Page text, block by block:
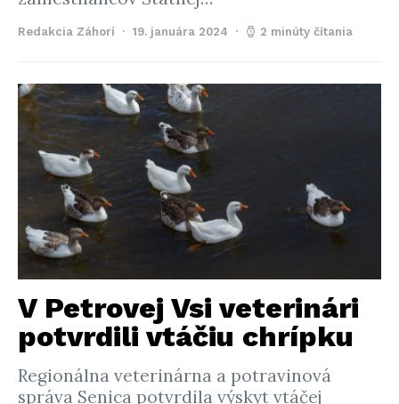
Redakcia Záhorí 19. januára 2024 2 minúty čítania
V Petrovej Vsi veterinári
potvrdili vtáčiu chrípku
Regionálna veterinárna a potravinová
správa Senica potvrdila výskyt vtáčej